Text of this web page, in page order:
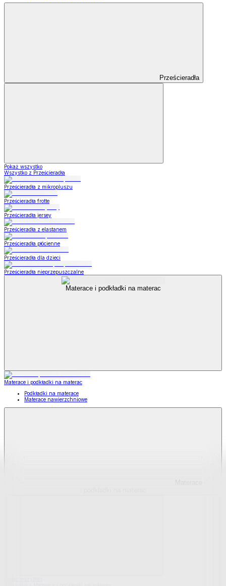
Prześcieradła
Pokaż wszystko
Wszystko z Prześcieradła
Prześcieradła z mikropluszu
Prześcieradła frotte
Prześcieradła jersey
Prześcieradła z elastanem
Prześcieradła płócienne
Prześcieradła dla dzieci
Prześcieradła nieprzepuszczalne
Materace i podkładki na materac
Materace i podkładki na materac
Podkładki na materace
Materace nawierzchniowe